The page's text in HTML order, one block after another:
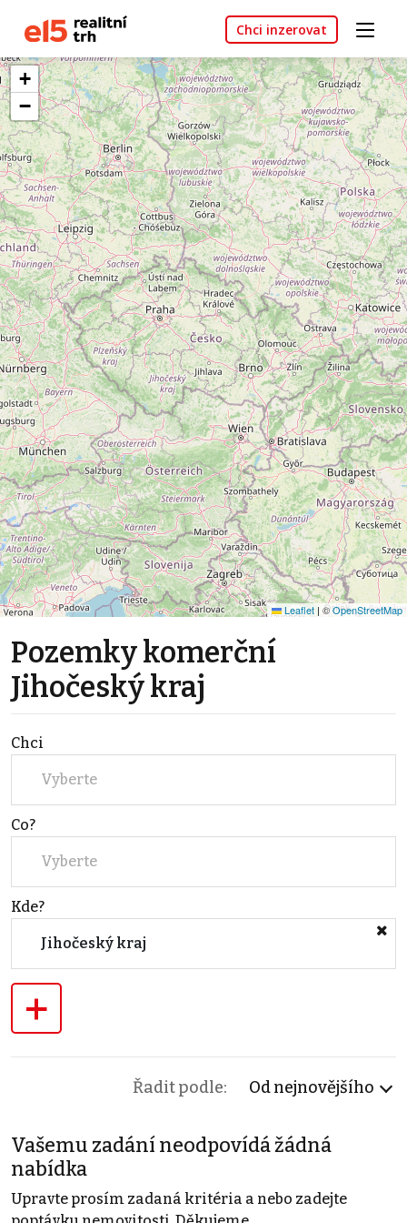
Chci inzerovat
+
−
Leaflet | ©OpenStreetMap
Pozemky komerční
Jihočeský kraj
Chci
Vyberte
Co?
Vyberte
Kde?
Jihočeský kraj
+
Řadit podle: Od nejnovějšího
Vašemu zadání neodpovídá žádná
nabídka
Upravte prosím zadaná kritéria a nebo zadejte